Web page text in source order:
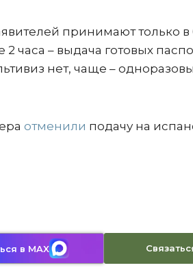
принимают только
часа – выдача готовых
нет, чаще –
отменили подачу на
в MAX